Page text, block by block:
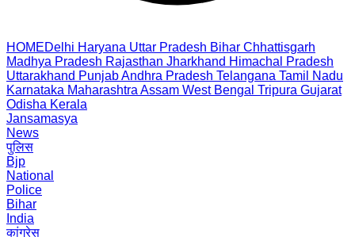
HOMEDelhi Haryana Uttar Pradesh Bihar Chhattisgarh
Madhya Pradesh Rajasthan Jharkhand Himachal Pradesh
Uttarakhand PunjabAndhra Pradesh Telangana Tamil Nadu
Karnataka Maharashtra Assam West Bengal Tripura Gujarat
Odisha Kerala
Jansamasya
News
पुलिस
Bjp
National
Police
Bihar
India
कांग्रेस